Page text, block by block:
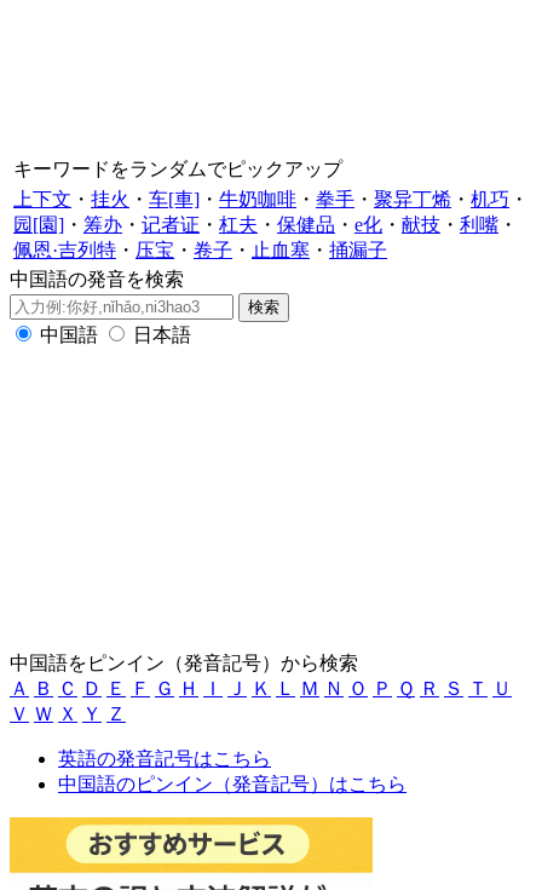
キーワードをランダムでピックアップ
上下文 ・ 挂火 ・ 车[車] ・ 牛奶咖啡 ・ 拳手 ・ 聚异丁烯 ・ 机巧 ・
园[園] ・ 筹办 ・ 记者证 ・ 杠夫 ・ 保健品 ・ e化 ・ 献技 ・ 利嘴 ・
佩恩·吉列特 ・ 压宝 ・ 卷子 ・ 止血塞 ・ 捅漏子
中国語の発音を検索
中国語 日本語
中国語をピンイン（発音記号）から検索
Ａ
Ｂ Ｃ Ｄ Ｅ Ｆ Ｇ Ｈ Ｉ Ｊ Ｋ Ｌ Ｍ Ｎ Ｏ Ｐ Ｑ Ｒ Ｓ Ｔ
Ｕ
Ｖ Ｗ Ｘ Ｙ Ｚ
英語の発音記号はこちら
中国語のピンイン（発音記号）はこちら